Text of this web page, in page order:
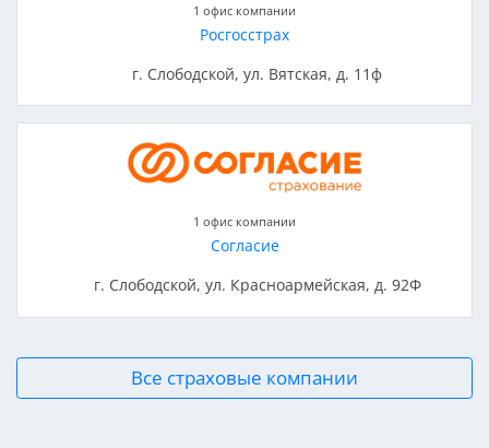
1 офис компании
Росгосстрах
г. Слободской, ул. Вятская, д. 11ф
1 офис компании
Согласие
г. Слободской, ул. Красноармейская, д. 92Ф
Все страховые компании